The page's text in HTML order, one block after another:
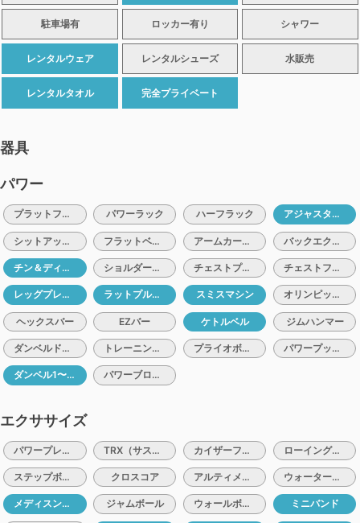
駐車場有 ロッカー有り シャワー
レンタルウェア レンタルシューズ 水販売
レンタルタオル 完全プライベート
器具
パワー
プラットフォーム パワーラック ハーフラック アジャスタブルベンチ
シットアップベンチ フラットベンチ アームカールベンチ バックエクステンションベンチ
チン＆ディップマシン ショルダープレスマシン チェストプレスマシン チェストフライマシン
レッグプレスマシン ラットプルマシン スミスマシン オリンピックバー（10、15、20）
ヘックスバー EZバー ケトルベル ジムハンマー
ダンベルドロップマット トレーニングチェーン プライオボックス パワープッシュ＆トレイル
ダンベル1〜10kg パワーブロック
エクササイズ
パワープレート TRX（サスペンショントレーナー） カイザーファンクショナルトレーナー ローイングエルゴメーター
ステップボード クロスコア アルティメイトサンドバック ウォーターバック
メディスンボール1〜5kg ジャムボール ウォールボール ミニバンド